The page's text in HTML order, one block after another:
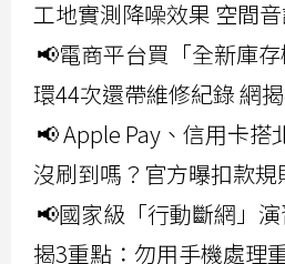
工地實測降噪效果 空間
📢電商平台買「全新庫
環44次還帶維修紀錄 網
📢 Apple Pay、信用卡搭
沒刷到嗎？官方曝扣款規
📢國家級「行動斷網」
揭3重點：勿用手機處理